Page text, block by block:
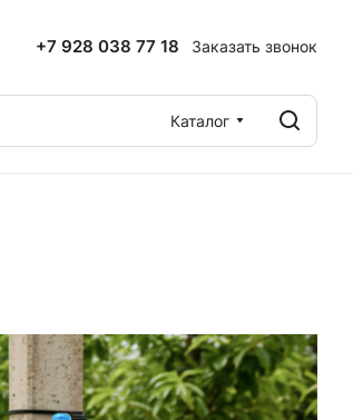
+7 928 038 77 18 Заказать звонок
Каталог